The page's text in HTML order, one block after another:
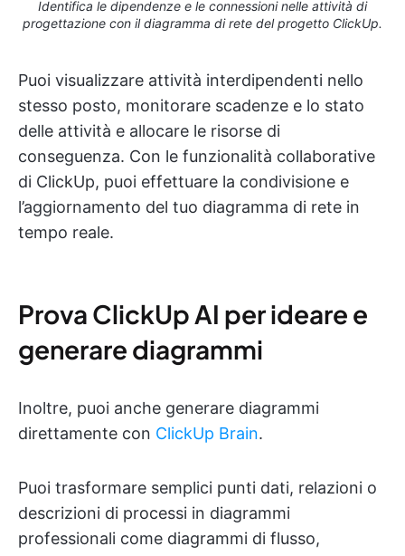
Identifica le dipendenze e le connessioni nelle attività di
progettazione con il diagramma di rete del progetto ClickUp.
Puoi visualizzare attività interdipendenti nello
stesso posto, monitorare scadenze e lo stato
delle attività e allocare le risorse di
conseguenza. Con le funzionalità collaborative
di ClickUp, puoi effettuare la condivisione e
l’aggiornamento del tuo diagramma di rete in
tempo reale.
Prova ClickUp AI per ideare e
generare diagrammi
Inoltre, puoi anche generare diagrammi
direttamente con ClickUp Brain.
Puoi trasformare semplici punti dati, relazioni o
descrizioni di processi in diagrammi
professionali come diagrammi di flusso,